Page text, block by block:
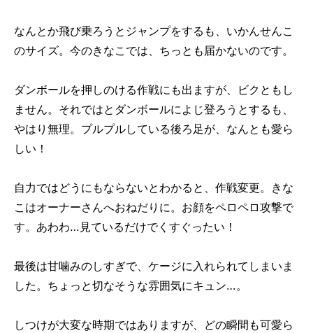
なんとか飛び乗ろうとジャンプをするも、いかんせんこ
のサイズ。今のきなこでは、ちっとも届かないのです。
ダンボールを押しのける作戦にも出ますが、ビクともし
ません。それではとダンボールによじ登ろうとするも、
やはり無理。プルプルしている後ろ足が、なんとも愛ら
しい！
自力ではどうにもならないとわかると、作戦変更。きな
こはオーナーさんへおねだりに。お顔をペロペロ攻撃で
す。あわわ…見ているだけでくすぐったい！
最後は甘噛みのしすぎで、ケージに入れられてしまいま
した。ちょっと切なそうな雰囲気にキュン…。
しつけが大変な時期ではありますが、どの瞬間も可愛ら